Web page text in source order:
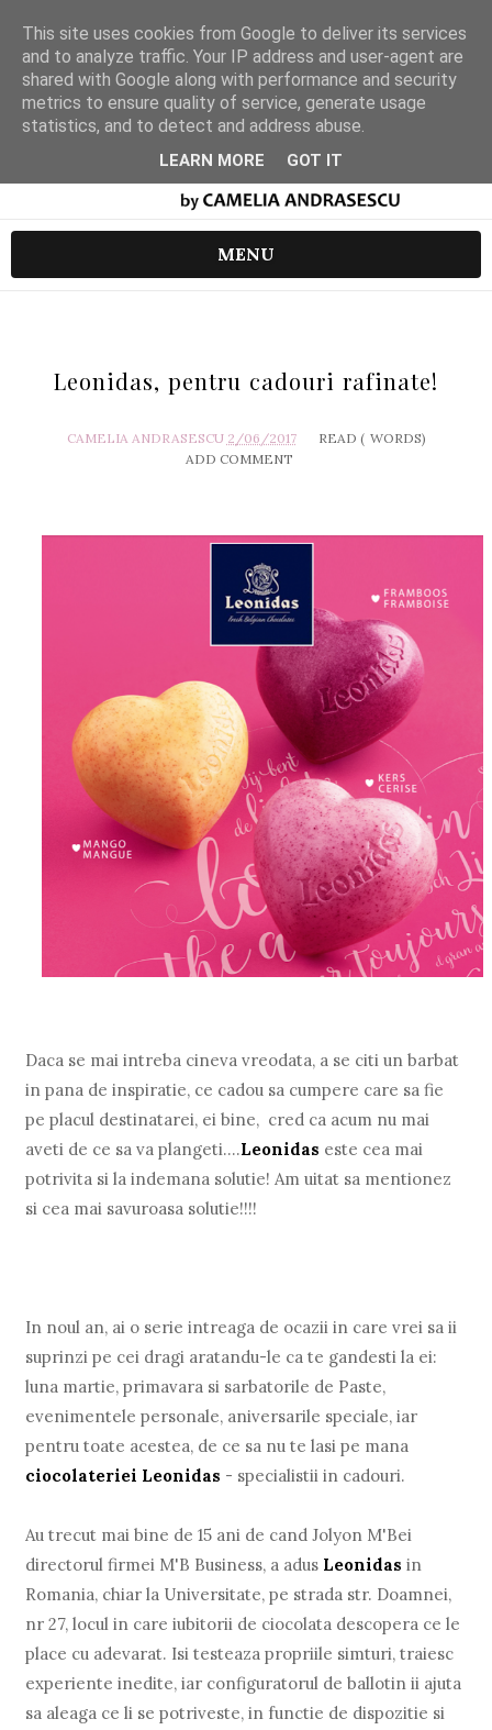
MENU
Leonidas, pentru cadouri rafinate!
CAMELIA ANDRASESCU 2/06/2017 READ ( WORDS)
ADD COMMENT
Daca se mai intreba cineva vreodata, a se citi un barbat
in pana de inspiratie, ce cadou sa cumpere care sa fie
pe placul destinatarei, ei bine, cred ca acum nu mai
aveti de ce sa va plangeti....Leonidas este cea mai
potrivita si la indemana solutie! Am uitat sa mentionez
si cea mai savuroasa solutie!!!!
In noul an, ai o serie intreaga de ocazii in care vrei sa ii
suprinzi pe cei dragi aratandu-le ca te gandesti la ei:
luna martie, primavara si sarbatorile de Paste,
evenimentele personale, aniversarile speciale, iar
pentru toate acestea, de ce sa nu te lasi pe mana
ciocolateriei Leonidas - specialistii in cadouri.
Au trecut mai bine de 15 ani de cand Jolyon M'Bei
directorul firmei M'B Business, a adus Leonidas in
Romania, chiar la Universitate, pe strada str. Doamnei,
nr 27, locul in care iubitorii de ciocolata descopera ce le
place cu adevarat. Isi testeaza propriile simturi, traiesc
experiente inedite, iar configuratorul de ballotin ii ajuta
sa aleaga ce li se potriveste, in functie de dispozitie si
This site uses cookies from Google to deliver its services
and to analyze traffic. Your IP address and user-agent are
shared with Google along with performance and security
metrics to ensure quality of service, generate usage
statistics, and to detect and address abuse.
LEARN MORE GOT IT